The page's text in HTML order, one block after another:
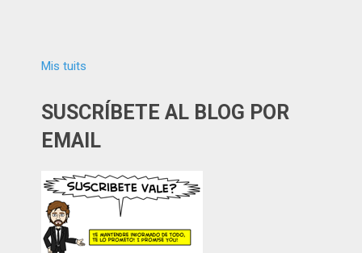
Mis tuits
SUSCRÍBETE AL BLOG POR
EMAIL